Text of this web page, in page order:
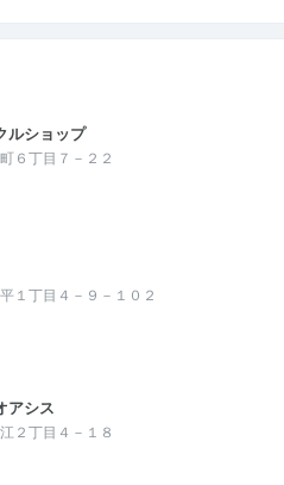
ルショップ
６丁目７－２２
１丁目４－９－１０２
アシス
２丁目４－１８